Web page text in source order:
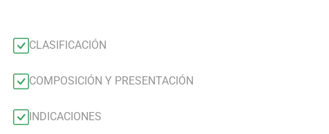
CLASIFICACIÓN
COMPOSICIÓN Y PRESENTACIÓN
INDICACIONES